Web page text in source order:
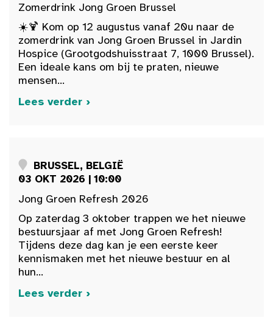
Zomerdrink Jong Groen Brussel
☀️🍹 Kom op 12 augustus vanaf 20u naar de
zomerdrink van Jong Groen Brussel in Jardin
Hospice (Grootgodshuisstraat 7, 1000 Brussel).
Een ideale kans om bij te praten, nieuwe
mensen...
Lees verder ›
BRUSSEL, BELGIË
03 OKT 2026 | 10:00
Jong Groen Refresh 2026
Op zaterdag 3 oktober trappen we het nieuwe
bestuursjaar af met Jong Groen Refresh!
Tijdens deze dag kan je een eerste keer
kennismaken met het nieuwe bestuur en al
hun...
Lees verder ›